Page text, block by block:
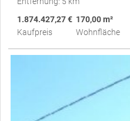
1.874.427,27 €
Kaufpreis
170,00 m²
Wohnfläche